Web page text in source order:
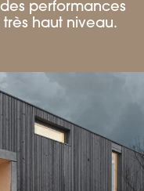
performances
haut niveau.